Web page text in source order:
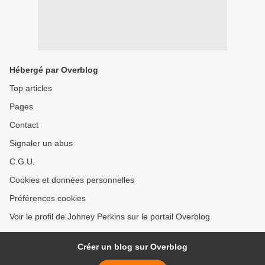
Hébergé par Overblog
Top articles
Pages
Contact
Signaler un abus
C.G.U.
Cookies et données personnelles
Préférences cookies
Voir le profil de Johney Perkins sur le portail Overblog
Créer un blog sur Overblog